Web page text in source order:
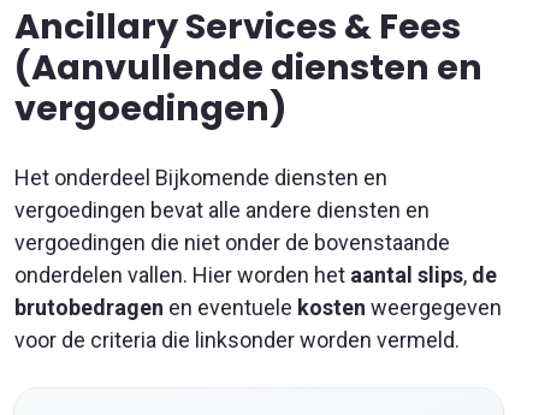
Ancillary Services & Fees
(Aanvullende diensten en
vergoedingen)
Het onderdeel Bijkomende diensten en
vergoedingen bevat alle andere diensten en
vergoedingen die niet onder de bovenstaande
onderdelen vallen. Hier worden het aantal slips, de
brutobedragen en eventuele kosten weergegeven
voor de criteria die linksonder worden vermeld.